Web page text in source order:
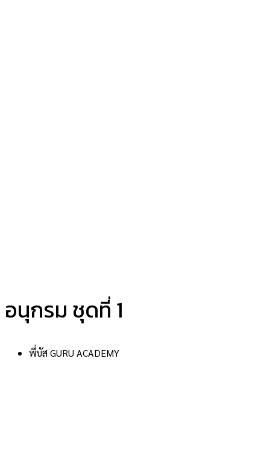
อนุกรม ชุดที่ 1
พี่บัส GURU ACADEMY